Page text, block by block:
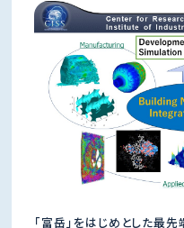
「富岳」をはじめとした最